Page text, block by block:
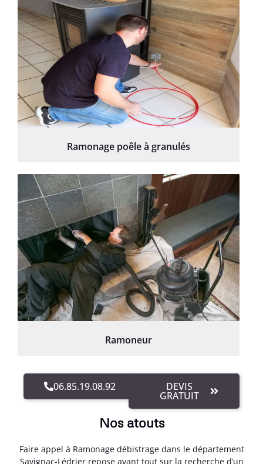
Ramonage poêle à granulés
Ramoneur
06.85.19.08.92 DEVIS
GRATUIT
Nos atouts
Faire appel à Ramonage débistrage dans le département
Savignac-Lédrier repose avant tout sur la recherche d’un